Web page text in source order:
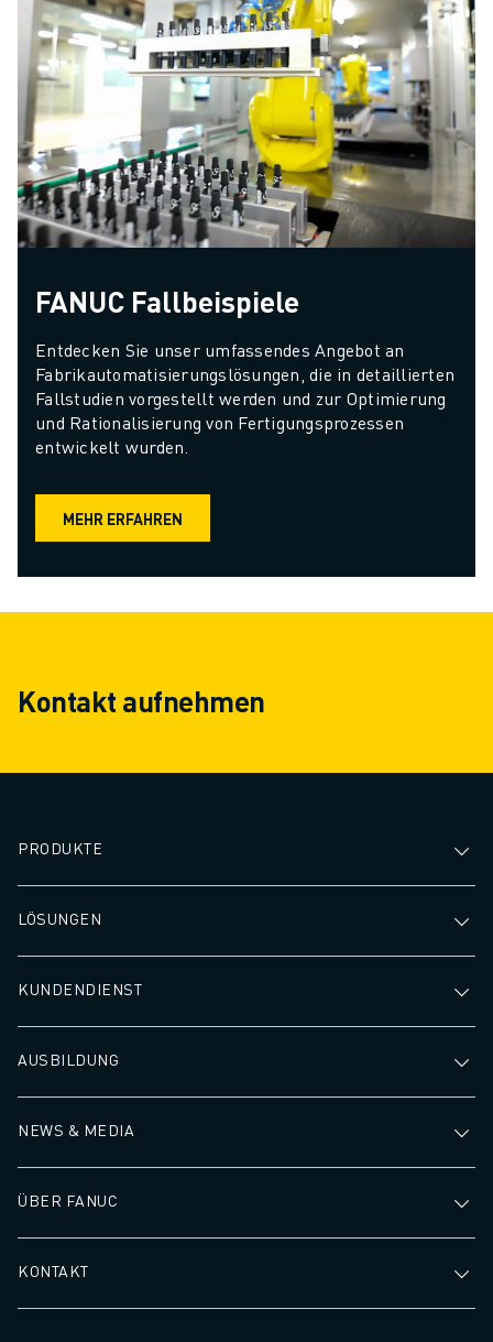
mobilen Plattformen die
Automatisierung von nicht
ausgelasteten Maschinen
und sich wiederholenden
Vorgängen. Maximieren Sie
Effizienz und Platzbedarf
mit dem LR-10𝑖A/10, der
vielseitigen Lösung für
kompakte
FANUC Fallbeispiele
Entdecken Sie unser umfassendes Angebot an
Fabrikautomatisierungslösungen, die in detaillierten
Fallstudien vorgestellt werden und zur Optimierung
und Rationalisierung von Fertigungsprozessen
entwickelt wurden.
MEHR ERFAHREN
Kontakt aufnehmen
PRODUKTE
LÖSUNGEN
KUNDENDIENST
AUSBILDUNG
NEWS & MEDIA
ÜBER FANUC
KONTAKT